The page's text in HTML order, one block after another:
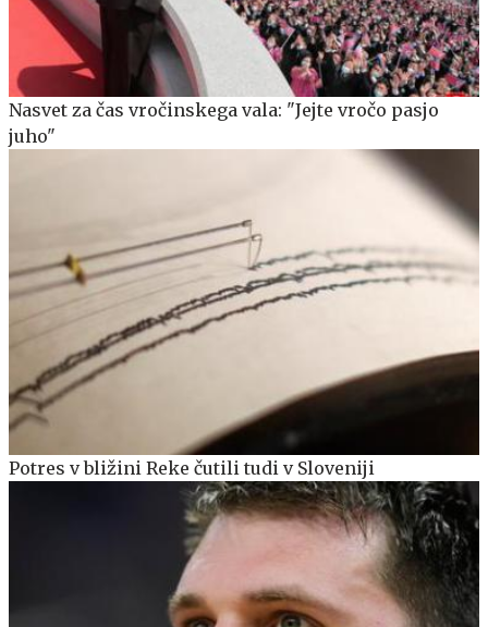
Nasvet za čas vročinskega vala: "Jejte vročo pasjo
juho"
Potres v bližini Reke čutili tudi v Sloveniji